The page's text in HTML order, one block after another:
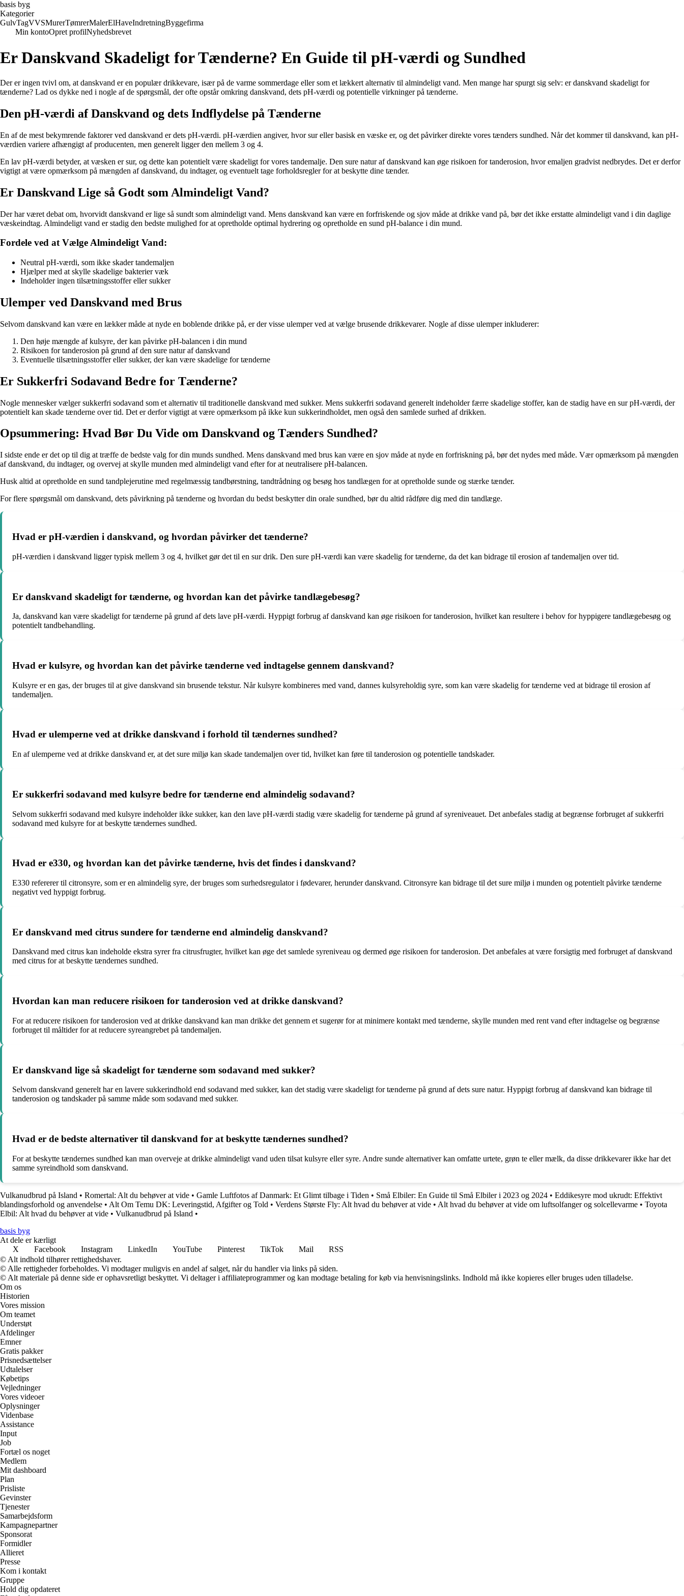
basis byg
Kategorier
GulvTagVVSMurerTømrerMalerElHaveIndretningByggefirma
Min kontoOpret profilNyhedsbrevet
Er Danskvand Skadeligt for Tænderne? En Guide til pH-værdi og Sundhed
Der er ingen tvivl om, at danskvand er en populær drikkevare, især på de varme sommerdage eller som et lækkert alternativ til almindeligt vand. Men mange har spurgt sig selv: er danskvand skadeligt for
tænderne? Lad os dykke ned i nogle af de spørgsmål, der ofte opstår omkring danskvand, dets pH-værdi og potentielle virkninger på tænderne.
Den pH-værdi af Danskvand og dets Indflydelse på Tænderne
En af de mest bekymrende faktorer ved danskvand er dets pH-værdi. pH-værdien angiver, hvor sur eller basisk en væske er, og det påvirker direkte vores tænders sundhed. Når det kommer til danskvand, kan pH-
værdien variere afhængigt af producenten, men generelt ligger den mellem 3 og 4.
En lav pH-værdi betyder, at væsken er sur, og dette kan potentielt være skadeligt for vores tandemalje. Den sure natur af danskvand kan øge risikoen for tanderosion, hvor emaljen gradvist nedbrydes. Det er derfor
vigtigt at være opmærksom på mængden af danskvand, du indtager, og eventuelt tage forholdsregler for at beskytte dine tænder.
Er Danskvand Lige så Godt som Almindeligt Vand?
Der har været debat om, hvorvidt danskvand er lige så sundt som almindeligt vand. Mens danskvand kan være en forfriskende og sjov måde at drikke vand på, bør det ikke erstatte almindeligt vand i din daglige
væskeindtag. Almindeligt vand er stadig den bedste mulighed for at opretholde optimal hydrering og opretholde en sund pH-balance i din mund.
Fordele ved at Vælge Almindeligt Vand:
Neutral pH-værdi, som ikke skader tandemaljen
Hjælper med at skylle skadelige bakterier væk
Indeholder ingen tilsætningsstoffer eller sukker
Ulemper ved Danskvand med Brus
Selvom danskvand kan være en lækker måde at nyde en boblende drikke på, er der visse ulemper ved at vælge brusende drikkevarer. Nogle af disse ulemper inkluderer:
Den høje mængde af kulsyre, der kan påvirke pH-balancen i din mund
Risikoen for tanderosion på grund af den sure natur af danskvand
Eventuelle tilsætningsstoffer eller sukker, der kan være skadelige for tænderne
Er Sukkerfri Sodavand Bedre for Tænderne?
Nogle mennesker vælger sukkerfri sodavand som et alternativ til traditionelle danskvand med sukker. Mens sukkerfri sodavand generelt indeholder færre skadelige stoffer, kan de stadig have en sur pH-værdi, der
potentielt kan skade tænderne over tid. Det er derfor vigtigt at være opmærksom på ikke kun sukkerindholdet, men også den samlede surhed af drikken.
Opsummering: Hvad Bør Du Vide om Danskvand og Tænders Sundhed?
I sidste ende er det op til dig at træffe de bedste valg for din munds sundhed. Mens danskvand med brus kan være en sjov måde at nyde en forfriskning på, bør det nydes med måde. Vær opmærksom på mængden
af danskvand, du indtager, og overvej at skylle munden med almindeligt vand efter for at neutralisere pH-balancen.
Husk altid at opretholde en sund tandplejerutine med regelmæssig tandbørstning, tandtrådning og besøg hos tandlægen for at opretholde sunde og stærke tænder.
For flere spørgsmål om danskvand, dets påvirkning på tænderne og hvordan du bedst beskytter din orale sundhed, bør du altid rådføre dig med din tandlæge.
Hvad er pH-værdien i danskvand, og hvordan påvirker det tænderne?
pH-værdien i danskvand ligger typisk mellem 3 og 4, hvilket gør det til en sur drik. Den sure pH-værdi kan være skadelig for tænderne, da det kan bidrage til erosion af tandemaljen over tid.
Er danskvand skadeligt for tænderne, og hvordan kan det påvirke tandlægebesøg?
Ja, danskvand kan være skadeligt for tænderne på grund af dets lave pH-værdi. Hyppigt forbrug af danskvand kan øge risikoen for tanderosion, hvilket kan resultere i behov for hyppigere tandlægebesøg og
potentielt tandbehandling.
Hvad er kulsyre, og hvordan kan det påvirke tænderne ved indtagelse gennem danskvand?
Kulsyre er en gas, der bruges til at give danskvand sin brusende tekstur. Når kulsyre kombineres med vand, dannes kulsyreholdig syre, som kan være skadelig for tænderne ved at bidrage til erosion af
tandemaljen.
Hvad er ulemperne ved at drikke danskvand i forhold til tændernes sundhed?
En af ulemperne ved at drikke danskvand er, at det sure miljø kan skade tandemaljen over tid, hvilket kan føre til tanderosion og potentielle tandskader.
Er sukkerfri sodavand med kulsyre bedre for tænderne end almindelig sodavand?
Selvom sukkerfri sodavand med kulsyre indeholder ikke sukker, kan den lave pH-værdi stadig være skadelig for tænderne på grund af syreniveauet. Det anbefales stadig at begrænse forbruget af sukkerfri
sodavand med kulsyre for at beskytte tændernes sundhed.
Hvad er e330, og hvordan kan det påvirke tænderne, hvis det findes i danskvand?
E330 refererer til citronsyre, som er en almindelig syre, der bruges som surhedsregulator i fødevarer, herunder danskvand. Citronsyre kan bidrage til det sure miljø i munden og potentielt påvirke tænderne
negativt ved hyppigt forbrug.
Er danskvand med citrus sundere for tænderne end almindelig danskvand?
Danskvand med citrus kan indeholde ekstra syrer fra citrusfrugter, hvilket kan øge det samlede syreniveau og dermed øge risikoen for tanderosion. Det anbefales at være forsigtig med forbruget af danskvand
med citrus for at beskytte tændernes sundhed.
Hvordan kan man reducere risikoen for tanderosion ved at drikke danskvand?
For at reducere risikoen for tanderosion ved at drikke danskvand kan man drikke det gennem et sugerør for at minimere kontakt med tænderne, skylle munden med rent vand efter indtagelse og begrænse
forbruget til måltider for at reducere syreangrebet på tandemaljen.
Er danskvand lige så skadeligt for tænderne som sodavand med sukker?
Selvom danskvand generelt har en lavere sukkerindhold end sodavand med sukker, kan det stadig være skadeligt for tænderne på grund af dets sure natur. Hyppigt forbrug af danskvand kan bidrage til
tanderosion og tandskader på samme måde som sodavand med sukker.
Hvad er de bedste alternativer til danskvand for at beskytte tændernes sundhed?
For at beskytte tændernes sundhed kan man overveje at drikke almindeligt vand uden tilsat kulsyre eller syre. Andre sunde alternativer kan omfatte urtete, grøn te eller mælk, da disse drikkevarer ikke har det
samme syreindhold som danskvand.
Vulkanudbrud på Island • Romertal: Alt du behøver at vide • Gamle Luftfotos af Danmark: Et Glimt tilbage i Tiden • Små Elbiler: En Guide til Små Elbiler i 2023 og 2024 • Eddikesyre mod ukrudt: Effektivt
blandingsforhold og anvendelse • Alt Om Temu DK: Leveringstid, Afgifter og Told • Verdens Største Fly: Alt hvad du behøver at vide • Alt hvad du behøver at vide om luftsolfanger og solcellevarme • Toyota
Elbil: Alt hvad du behøver at vide • Vulkanudbrud på Island •
basis byg
At dele er kærligt
X
Facebook Instagram LinkedIn YouTube Pinterest TikTok Mail
RSS
© Alt indhold tilhører rettighedshaver.
© Alle rettigheder forbeholdes. Vi modtager muligvis en andel af salget, når du handler via links på siden.
© Alt materiale på denne side er ophavsretligt beskyttet. Vi deltager i affiliateprogrammer og kan modtage betaling for køb via henvisningslinks. Indhold må ikke kopieres eller bruges uden tilladelse.
Om os
Historien
Vores mission
Om teamet
Understøt
Afdelinger
Emner
Gratis pakker
Prisnedsættelser
Udtalelser
Købetips
Vejledninger
Vores videoer
Oplysninger
Videnbase
Assistance
Input
Job
Fortæl os noget
Medlem
Mit dashboard
Plan
Prisliste
Gevinster
Tjenester
Samarbejdsform
Kampagnepartner
Sponsorat
Formidler
Allieret
Presse
Kom i kontakt
Gruppe
Hold dig opdateret